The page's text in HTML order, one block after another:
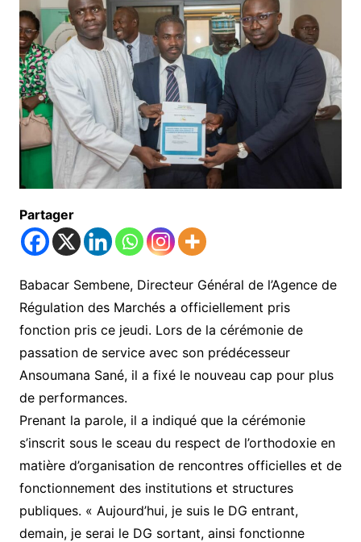
Partager
Babacar Sembene, Directeur Général de l’Agence de
Régulation des Marchés a officiellement pris
fonction pris ce jeudi. Lors de la cérémonie de
passation de service avec son prédécesseur
Ansoumana Sané, il a fixé le nouveau cap pour plus
de performances.
Prenant la parole, il a indiqué que la cérémonie
s’inscrit sous le sceau du respect de l’orthodoxie en
matière d’organisation de rencontres officielles et de
fonctionnement des institutions et structures
publiques. « Aujourd’hui, je suis le DG entrant,
demain, je serai le DG sortant, ainsi fonctionne